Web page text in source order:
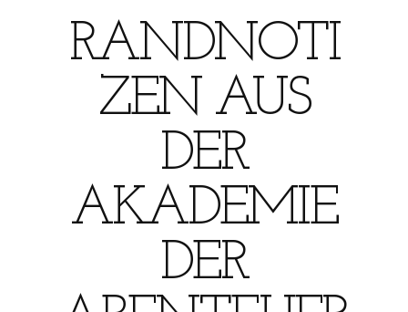
RANDNOTI
ZEN AUS
DER
AKADEMIE
DER